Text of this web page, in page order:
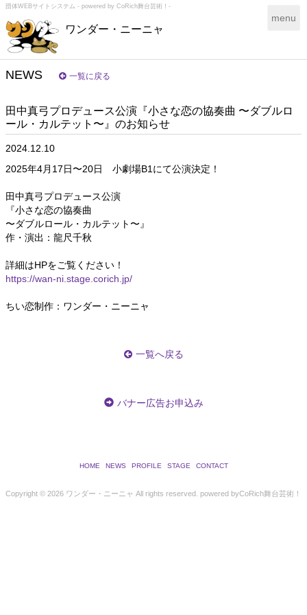
団体WEBサイトシステム - powered by CoRich舞台芸術！-
ワンダー・ニーニャ
T
g
a
menu
NEWS 一覧に戻る
田中真弓プロデュース公演『小さな恋の協奏曲 〜ダブルロ
ール・カルテット〜』のお知らせ
2024.12.10
2025年4月17日〜20日 小劇場B1にて公演決定！
田中真弓プロデュース公演
『小さな恋の協奏曲
〜ダブルロール・カルテット〜』
作・演出：龍尺千秋
詳細はHPをご覧ください！
https://wan-ni.stage.corich.jp/
ちい恋制作：ワンダー・ニーニャ
一覧へ戻る
バナー広告お申込み
HOME NEWS PROFILE STAGE CONTACT
Copyright © 2026 ワンダー・ニーニャ All rights reserved. powered byCoRich舞台芸術！